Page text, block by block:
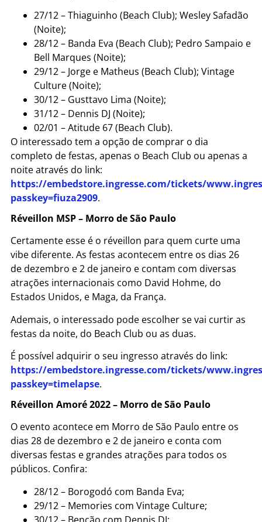
27/12 – Thiaguinho (Beach Club); Wesley Safadão
(Noite);
28/12 – Banda Eva (Beach Club); Pedro Sampaio e
Bell Marques (Noite);
29/12 – Jorge e Matheus (Beach Club); Vintage
Culture (Noite);
30/12 – Gusttavo Lima (Noite);
31/12 – Dennis DJ (Noite);
02/01 – Atitude 67 (Beach Club).
O interessado tem a opção de comprar o dia
completo de festas, apenas o Beach Club ou apenas a
noite através do link:
https://embedstore.ingresse.com/tickets/
passkey=fiuza2909.
Réveillon MSP – Morro de São Paulo
Certamente esse é o réveillon para quem curte uma
vibe diferente. As festas acontecem entre os dias 26
de dezembro e 2 de janeiro e contam com diversas
atrações internacionais como David Hohme, do
Estados Unidos, e Maga, da França.
Ademais, o interessado pode escolher se vai curtir as
festas da noite, do Beach Club ou as duas.
É possível adquirir o seu ingresso através do link:
https://embedstore.ingresse.com/tickets/
passkey=timelapse.
Réveillon Amoré 2022 – Morro de São Paulo
O evento acontece em Morro de São Paulo entre os
dias 28 de dezembro e 2 de janeiro e conta com
diversas festas e grandes atrações para todos os
públicos. Confira:
28/12 – Borogodó com Banda Eva;
29/12 – Memories com Vintage Culture;